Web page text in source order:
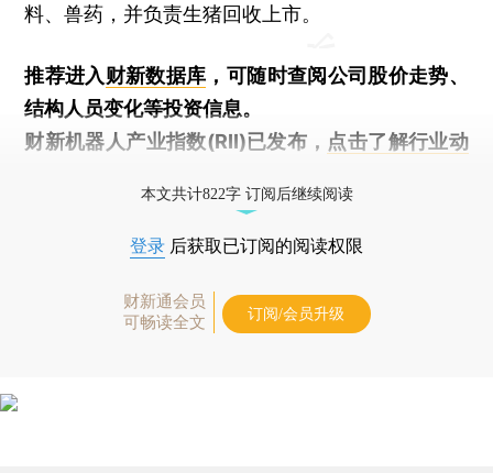
料、兽药，并负责生猪回收上市。
推荐进入财新数据库 ，可随时查阅公司股价走势、
结构人员变化等投资信息。
财新机器人产业指数(RII)已发布， 点击了解行业动
本文共计822字 订阅后继续阅读
登录 后获取已订阅的阅读权限
财新通会员
可畅读全文
订阅/会员升级